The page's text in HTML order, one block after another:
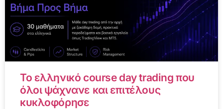
Το ελληνικό course day trading που
όλοι ψάχνανε και επιτέλους
κυκλοφόρησε